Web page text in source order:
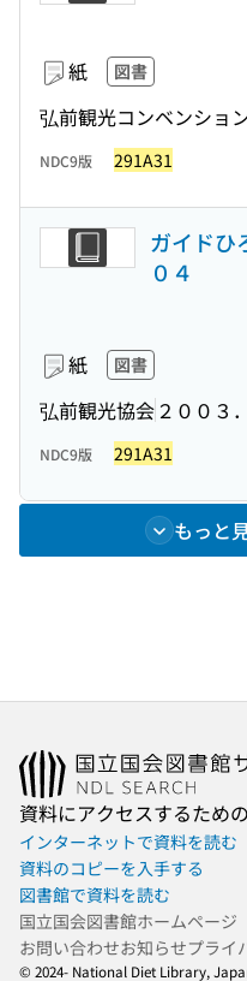
紙 図書
弘前観光コンベンショ
NDC9版 291A31
ガイド
０４
紙 図書
弘前観光協会 ２００３
NDC9版 291A31
もっと
資料にアクセスするため
インターネットで資料を読む
資料のコピーを入手する
図書館で資料を読む
国立国会図書館ホームページ
お問い合わせお知らせプライ
© 2024- National Diet Library,